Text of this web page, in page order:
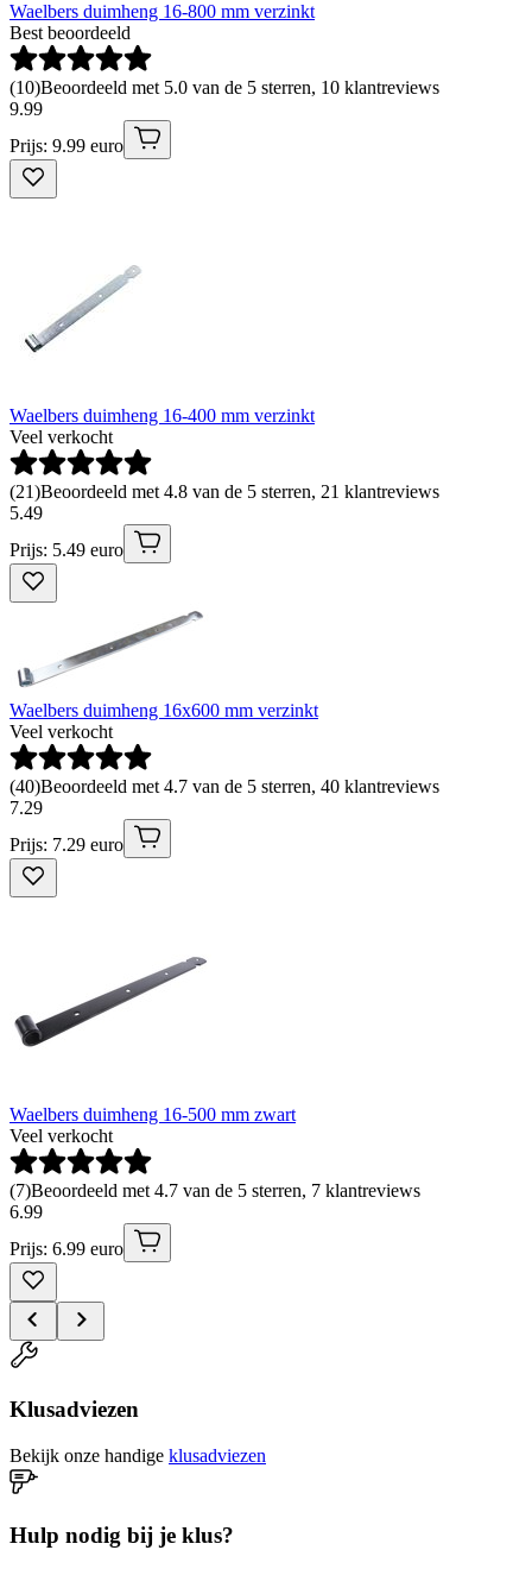
Waelbers duimheng 16-800 mm verzinkt
Best beoordeeld
(10)Beoordeeld met 5.0 van de 5 sterren, 10 klantreviews
9.99
Prijs: 9.99 euro
Waelbers duimheng 16-400 mm verzinkt
Veel verkocht
(21)Beoordeeld met 4.8 van de 5 sterren, 21 klantreviews
5.49
Prijs: 5.49 euro
Waelbers duimheng 16x600 mm verzinkt
Veel verkocht
(40)Beoordeeld met 4.7 van de 5 sterren, 40 klantreviews
7.29
Prijs: 7.29 euro
Waelbers duimheng 16-500 mm zwart
Veel verkocht
(7)Beoordeeld met 4.7 van de 5 sterren, 7 klantreviews
6.99
Prijs: 6.99 euro
Klusadviezen
Bekijk onze handige klusadviezen
Hulp nodig bij je klus?